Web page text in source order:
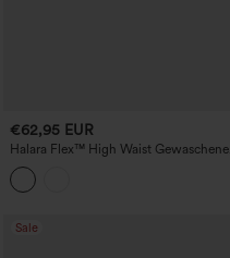
€62,95 EUR
Halara Flex™ High Waist Gewaschene
Lässige Barrel Leg Jeans mit Taschen
Sale